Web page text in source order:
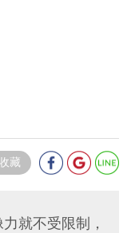
藏
就不受限制，